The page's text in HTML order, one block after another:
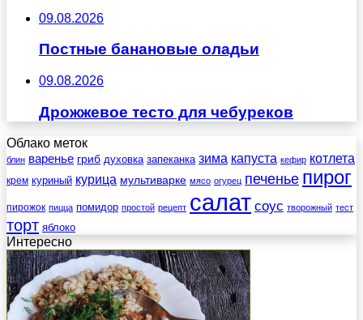
09.08.2026
Постные банановые оладьи
09.08.2026
Дрожжевое тесто для чебуреков
Облако меток
блин варенье гриб духовка запеканка зима капуста кефир котлета
крем куриный курица мультиварке мясо огурец печенье пирог
пирожок пицца помидор простой рецепт салат соус творожный тест
торт яблоко
Интересно